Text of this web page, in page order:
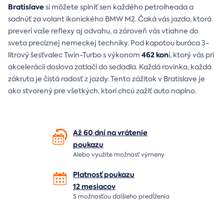
Bratislavesi môžete splniť sen každého petrolheada a
sadnúť za volant ikonického BMW M2. Čaká vás jazda, ktorá
preverí vaše reflexy aj odvahu, a zároveň vás vtiahne do
sveta precíznej nemeckej techniky. Pod kapotou buráca 3-
litrový šesťvalec Twin-Turbo s výkonom 462 koní, ktorý vás pri
akcelerácii doslova zatlačí do sedadla. Každá rovinka, každá
zákruta je čistá radosť z jazdy. Tento zážitok v Bratislave je
ako stvorený pre všetkých, ktorí chcú zažiť auto naplno.
Až 60 dní na vrátenie
poukazu
Alebo využite možnosť výmeny
Platnosť poukazu
12 mesiacov
S možnosťou ďalšieho predĺženia